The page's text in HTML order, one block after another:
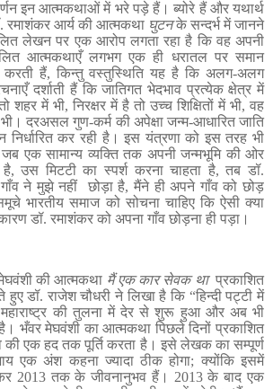
इन आत्मकथाओं में भरे पड़े हैं। ब्योरे हैं और यथार्थ
आर्य की आत्मकथा घुटनके सन्दर्भ में जानने
लेखन पर एक आरोप लगता रहा है कि वह अपनी
आत्मकथाएँ लगभग एक ही धरातल पर समान
हैं, किन्तु वस्तुस्थिति यह है कि अलग-अलग
दर्शाती हैं कि जातिगत भेदभाव प्रत्येक क्षेत्र में
शहर में भी, निरक्षर में है तो उच्च शिक्षितों में भी, वह
भी। दरअसल गुण-कर्म की अपेक्षा जन्म-आधारित जाति
कर रही है। इस यंत्रणा को इस तरह भी
एक सामान्य व्यक्ति तक अपनी जन्मभूमि की ओर
है, उस मिटटी का स्पर्श करना चाहता है, तब डॉ.
ने मुझे नहीं छोड़ा है, मैंने ही अपने गाँव को छोड़
भारतीय समाज को सोचना चाहिए कि ऐसी क्या
डॉ. रमाशंकर को अपना गाँव छोड़ना ही पड़ा।
की आत्मकथा मैं एक कार सेवक थाप्रकाशित
हुए डॉ. राजेश चौधरी ने लिखा है कि “हिन्दी पट्टी में
की तुलना में देर से शुरू हुआ और अब भी
भँवर मेघवंशी का आत्मकथा पिछले दिनों प्रकाशित
की एक हद तक पूर्ति करता है। इसे लेखक का सम्पूर्ण
एक अंश कहना ज्यादा ठीक होगा; क्योंकि इसमें
2013 तक के जीवनानुभव हैं। 2013 के बाद एक